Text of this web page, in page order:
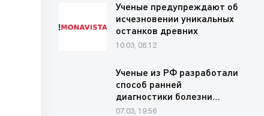
Ученые предупреждают об
исчезновении уникальных
останков древних
животных на…
10.03, 08:12
Ученые из РФ разработали
способ ранней
диагностики болезни…
07.03, 19:56